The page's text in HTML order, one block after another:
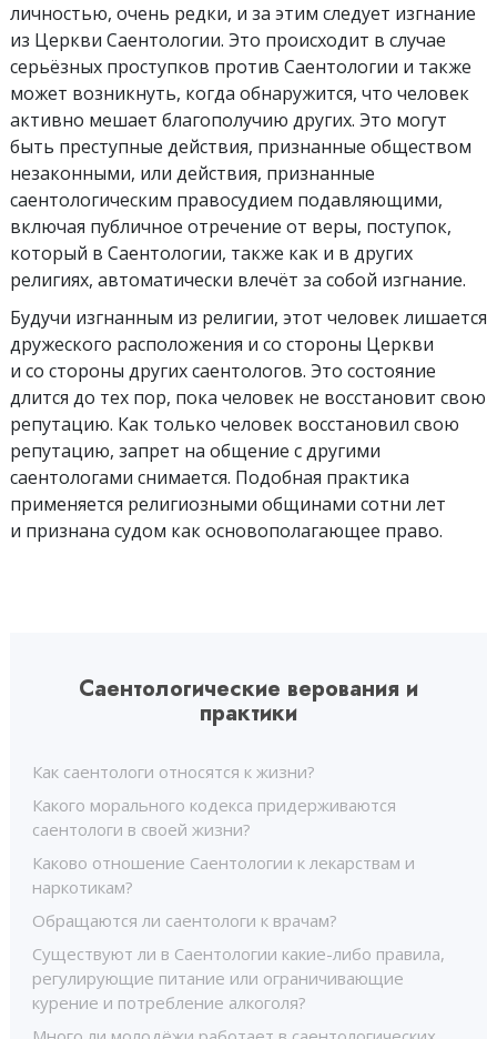
личностью, очень редки, и за этим следует изгнание
из Церкви Саентологии. Это происходит в случае
серьёзных проступков против Саентологии и также
может возникнуть, когда обнаружится, что человек
активно мешает благополучию других. Это могут
быть преступные действия, признанные обществом
незаконными, или действия, признанные
саентологическим правосудием подавляющими,
включая публичное отречение от веры, поступок,
который в Саентологии, также как и в других
религиях, автоматически влечёт за собой изгнание.
Будучи изгнанным из религии, этот человек лишается
дружеского расположения и со стороны Церкви
и со стороны других саентологов. Это состояние
длится до тех пор, пока человек не восстановит свою
репутацию. Как только человек восстановил свою
репутацию, запрет на общение с другими
саентологами снимается. Подобная практика
применяется религиозными общинами сотни лет
и признана судом как основополагающее право.
Саентологические верования и
практики
Как саентологи относятся к жизни?
Какого морального кодекса придерживаются
саентологи в своей жизни?
Каково отношение Саентологии к лекарствам и
наркотикам?
Обращаются ли саентологи к врачам?
Существуют ли в Саентологии какие-либо правила,
регулирующие питание или ограничивающие
курение и потребление алкоголя?